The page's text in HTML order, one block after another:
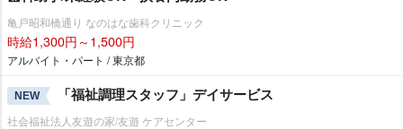
亀戸昭和橋通り なのはな歯科クリニック
時給1,300円～1,500円
アルバイト・パート / 東京都
NEW 「福祉調理スタッフ」デイサービス
社会福祉法人友遊の家/友遊 ケアセンター